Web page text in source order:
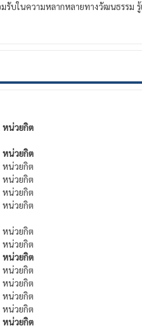
บในความหลากหลายทางวัฒนธรรม รู้
หน่วยกิต
หน่วยกิต
หน่วยกิต
หน่วยกิต
หน่วยกิต
หน่วยกิต
หน่วยกิต
หน่วยกิต
หน่วยกิต
หน่วยกิต
หน่วยกิต
หน่วยกิต
หน่วยกิต
หน่วยกิต